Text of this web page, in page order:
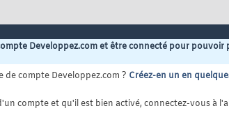
Developpez.com et être connecté pour pouvoir
de compte Developpez.com ? Créez-en un en
compte et qu'il est bien activé, connectez-vous à